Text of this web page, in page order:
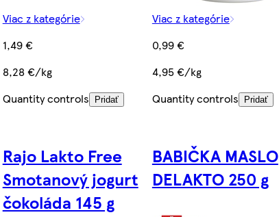
Viac z kategórie
1,49 €
8,28 €/kg
Quantity controls
Pridať
Viac z kategórie
0,99 €
4,95 €/kg
Quantity controls
Pridať
Rajo Lakto Free
Smotanový jogurt
čokoláda 145 g
BABIČKA MASLO
DELAKTO 250 g